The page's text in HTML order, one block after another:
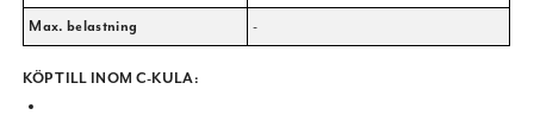
Max. belastning
-
KÖP TILL INOM C-KULA: